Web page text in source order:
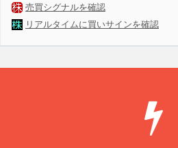
売買シグナルを確認
リアルタイムに買いサインを確認